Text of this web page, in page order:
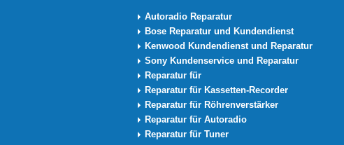
Autoradio Reparatur
Bose Reparatur und Kundendienst
Kenwood Kundendienst und Reparatur
Sony Kundenservice und Reparatur
Reparatur für
Reparatur für Kassetten-Recorder
Reparatur für Röhrenverstärker
Reparatur für Autoradio
Reparatur für Tuner